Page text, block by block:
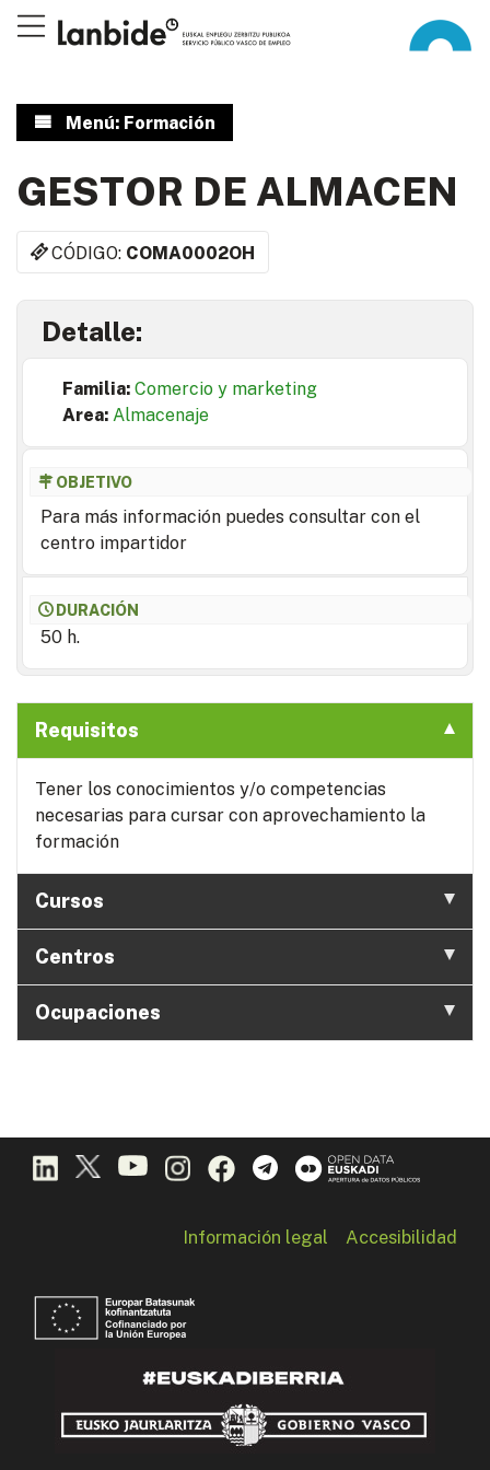
Menú: Formación
GESTOR DE ALMACEN
CÓDIGO: COMA0002OH
Detalle:
Familia: Comercio y marketing
Area: Almacenaje
OBJETIVO
Para más información puedes consultar con el
centro impartidor
DURACIÓN
50 h.
Requisitos
Tener los conocimientos y/o competencias
necesarias para cursar con aprovechamiento la
formación
Cursos
Centros
Ocupaciones
Información legal Accesibilidad